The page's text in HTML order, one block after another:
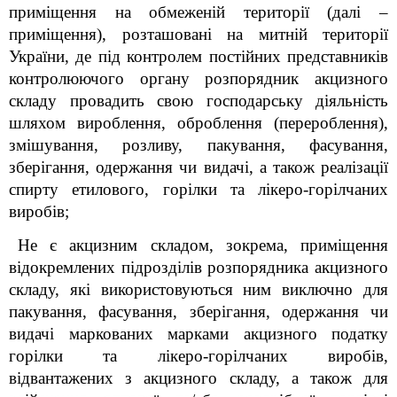
приміщення на обмеженій території (далі –
приміщення), розташовані на митній території
України, де під контролем постійних представників
контролюючого органу розпорядник акцизного
складу провадить свою господарську діяльність
шляхом вироблення, оброблення (перероблення),
змішування, розливу, пакування, фасування,
зберігання, одержання чи видачі, а також реалізації
спирту етилового, горілки та лікеро-горілчаних
виробів;
Не є акцизним складом, зокрема, приміщення
відокремлених підрозділів розпорядника акцизного
складу, які використовуються ним виключно для
пакування, фасування, зберігання, одержання чи
видачі маркованих марками акцизного податку
горілки та лікеро-горілчаних виробів,
відвантажених з акцизного складу, а також для